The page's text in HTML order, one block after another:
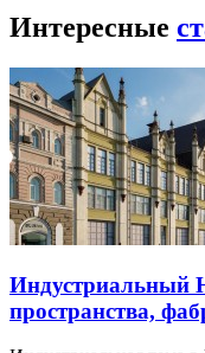
Интересные
Индустриальный
пространства,